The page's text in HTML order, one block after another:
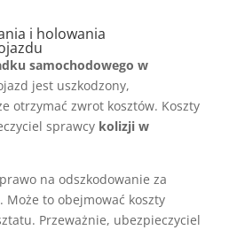
i holowania
samochodowego w
jest uszkodzony,
otrzymać zwrot kosztów. Koszty
sprawcy kolizji w
na odszkodowanie za
Może to obejmować koszty
Przeważnie, ubezpieczyciel